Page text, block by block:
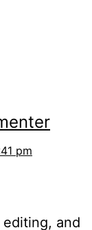
pm
and